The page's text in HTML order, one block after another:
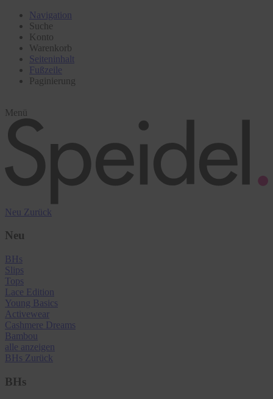
Navigation
Suche
Konto
Warenkorb
Seiteninhalt
Fußzeile
Paginierung
Menü
Neu Zurück
Neu
BHs
Slips
Tops
Lace Edition
Young Basics
Activewear
Cashmere Dreams
Bambou
alle anzeigen
BHs Zurück
BHs